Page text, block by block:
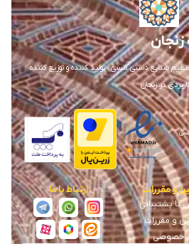
صنایع دستی مسی ، تولید کننده و توزیع کننده
در زنجان
و مقررات
با پشتیبانی
و مقررات
خصوصی
ارتباط با ما